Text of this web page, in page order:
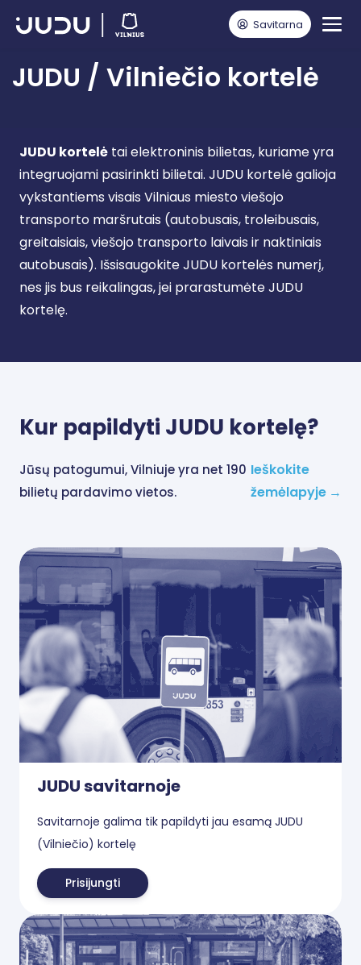
Savitarna
Viešojo transporto keleiviams JUDU / Vilniečio kortelė
JUDU / Vilniečio kortelė
JUDU kortelė tai elektroninis bilietas, kuriame yra
integruojami pasirinkti bilietai. JUDU kortelė galioja
vykstantiems visais Vilniaus miesto viešojo
transporto maršrutais (autobusais, troleibusais,
greitaisiais, viešojo transporto laivais ir naktiniais
autobusais). Išsisaugokite JUDU kortelės numerį,
nes jis bus reikalingas, jei prarastumėte JUDU
kortelę.
Kur papildyti JUDU kortelę?
Jūsų patogumui, Vilniuje yra net 190
bilietų pardavimo vietos.
Ieškokite
žemėlapyje→
JUDU savitarnoje
Savitarnoje galima tik papildyti jau esamą JUDU
(Vilniečio) kortelę
Prisijungti